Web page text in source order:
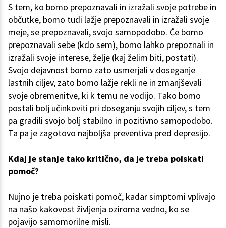
S tem, ko bomo prepoznavali in izražali svoje potrebe in
občutke, bomo tudi lažje prepoznavali in izražali svoje
meje, se prepoznavali, svojo samopodobo. Če bomo
prepoznavali sebe (kdo sem), bomo lahko prepoznali in
izražali svoje interese, želje (kaj želim biti, postati).
Svojo dejavnost bomo zato usmerjali v doseganje
lastnih ciljev, zato bomo lažje rekli ne in zmanjševali
svoje obremenitve, ki k temu ne vodijo. Tako bomo
postali bolj učinkoviti pri doseganju svojih ciljev, s tem
pa gradili svojo bolj stabilno in pozitivno samopodobo.
Ta pa je zagotovo najboljša preventiva pred depresijo.
Kdaj je stanje tako kritično, da je treba poiskati
pomoč?
Nujno je treba poiskati pomoč, kadar simptomi vplivajo
na našo kakovost življenja oziroma vedno, ko se
pojavijo samomorilne misli.